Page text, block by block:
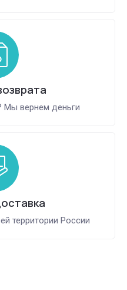
Мы вернем деньги
территории России